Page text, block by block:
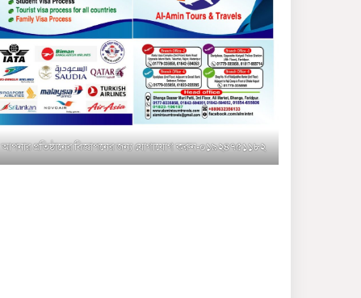
সাবেক এমপির প্রেস সেক্রেটারি
রফিকের ক্ষমতার দাপট ও গণ-
অসন্তোষের তথ্য গায়েব করে
ত্রিশাল থানার সাজানো রিপোর্ট
মুক্তাগাছায় জুলাই শহীদ
সামিদের কবর জিয়ারত ও পৌর
কমিটির কার্যক্রম শুরু
শহিদুল ইসলাম বাবুলের হাত
আপনার প্রতিষ্ঠানের বিজ্ঞাপনের জন্য যোগাযোগ করুন-০১৯২৪৭৫১১৮২